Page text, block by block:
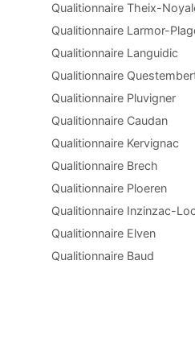
Qualitionnaire Theix-
Qualitionnaire Larmor-
Qualitionnaire Languidic
Qualitionnaire
Qualitionnaire Pluvigner
Qualitionnaire Caudan
Qualitionnaire Kervignac
Qualitionnaire Brech
Qualitionnaire Ploeren
Qualitionnaire Inzinzac-
Qualitionnaire Elven
Qualitionnaire Baud